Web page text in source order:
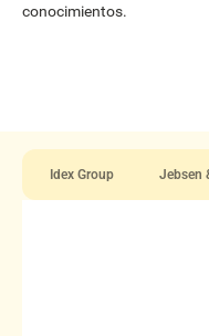
conocimientos.
Idex Group Jebsen